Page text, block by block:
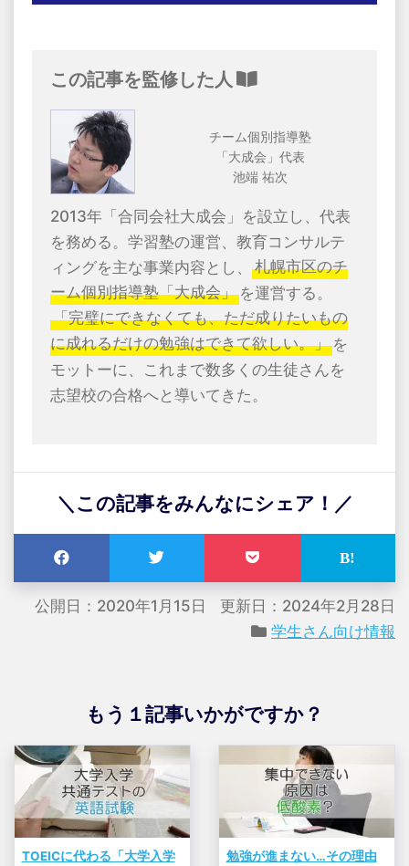
この記事を監修した人
チーム個別指導塾
「大成会」代表
池端 祐次
2013年「合同会社大成会」を設立し、代表
を務める。学習塾の運営、教育コンサルテ
ィングを主な事業内容とし、
札幌市区のチ
ーム個別指導塾「大成会」 を運営する。
「完璧にできなくても、ただ成りたいもの
に成れるだけの勉強はできて欲しい。」 を
モットーに、これまで数多くの生徒さんを
志望校の合格へと導いてきた。
＼この記事をみんなにシェア！／
公開日：2020年1月15日
更新日：2024年2月28日
学生さん向け情報
もう１記事いかがですか？
TOEICに代わる「大学入学
勉強が進まない…その理由